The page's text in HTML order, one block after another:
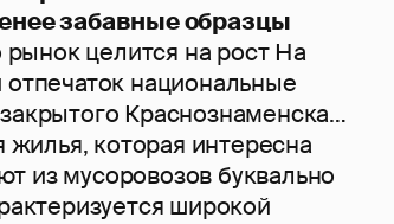
забавные образцы
целится на рост На
национальные
Краснознаменска…
жилья, которая интересна
из мусоровозов буквально
широкой